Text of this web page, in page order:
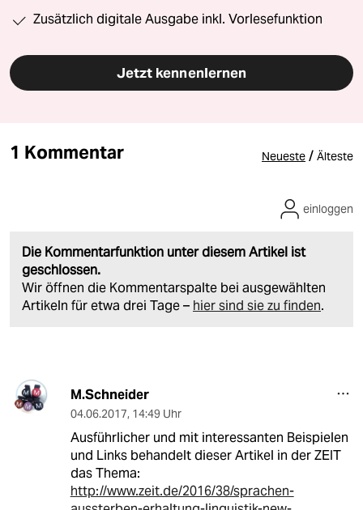
Zusätzlich digitale Ausgabe inkl. Vorlesefunktion
Jetzt kennenlernen
1 Kommentar Neueste / Älteste
Die Kommentarfunktion unter diesem Artikel ist
geschlossen.
Wir öffnen die Kommentarspalte bei ausgewählten
Artikeln für etwa drei Tage – hier sind sie zu finden.
einloggen
M.Schneider
04.06.2017, 14:49 Uhr
Ausführlicher und mit interessanten Beispielen
und Links behandelt dieser Artikel in der ZEIT
das Thema:
http://www.zeit.de/2016/38/sprachen-